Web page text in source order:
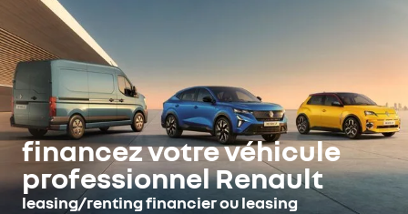
financez votre véhicule
professionnel Renault
leasing/renting financier ou leasing